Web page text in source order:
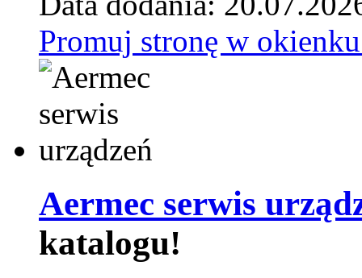
Promuj stronę w
Aermec serwis
katalogu!